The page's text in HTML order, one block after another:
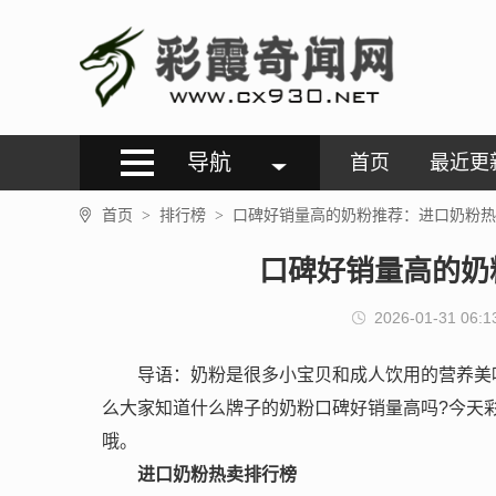
导航 首页 最近更
首页 > 排行榜 > 口碑好销量高的奶粉推荐：进口奶粉
口碑好销量高的
2026-01-31
导语：奶粉是很多小宝贝和成人饮用的营养
么大家知道什么牌子的奶粉口碑好销量高吗?今
哦。
进口奶粉热卖排行榜